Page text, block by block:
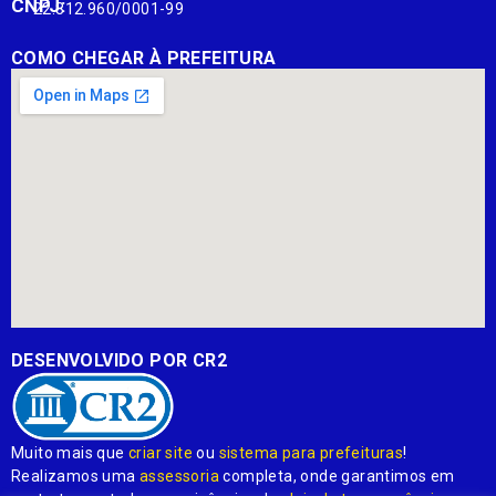
CNPJ:
22.812.960/0001-99
COMO CHEGAR À PREFEITURA
DESENVOLVIDO POR CR2
Muito mais quecriar site ou sistema para prefeituras!
Realizamos umaassessoria completa, onde garantimos em